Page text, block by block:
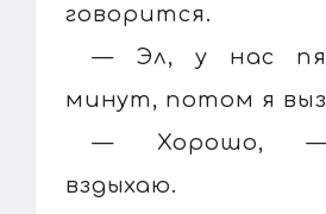
говорится.
— Эл, у нас
минут, потом я
— Хорошо, —
вздыхаю.